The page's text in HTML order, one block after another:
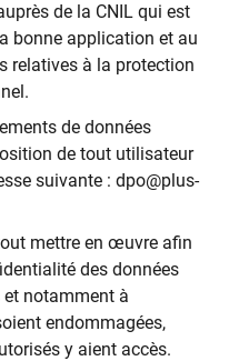
de la CNIL qui est
bonne application et au
relatives à la protection
de données
de tout utilisateur
suivante : dpo@plus-
mettre en œuvre afin
des données
notamment à
endommagées,
y aient accès.